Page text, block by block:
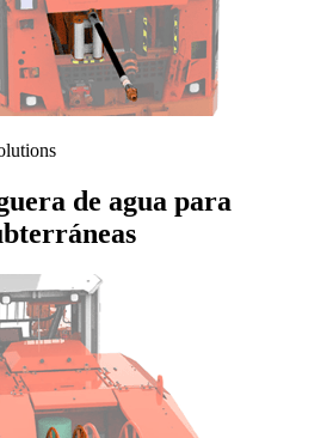
de agua para